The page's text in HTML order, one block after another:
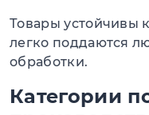
Товары устойчивы
легко поддаются
обработки.
Категории